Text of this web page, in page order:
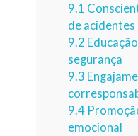
9.1
de acidentes
9.2
segurança
9.3
9.4
emocional